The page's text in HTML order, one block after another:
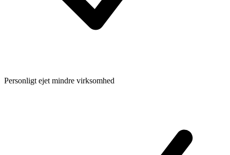
Personligt ejet mindre virksomhed